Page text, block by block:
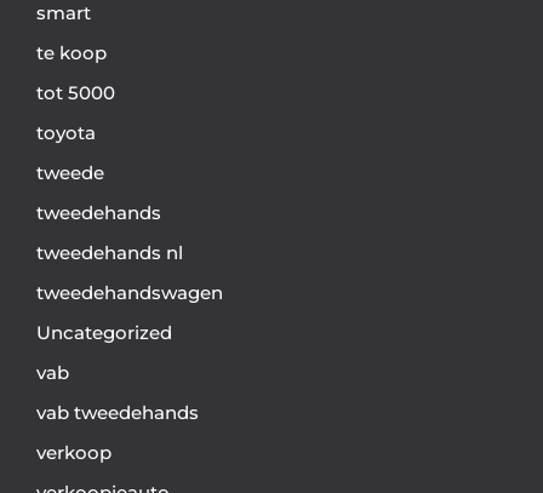
smart
te koop
tot 5000
toyota
tweede
tweedehands
tweedehands nl
tweedehandswagen
Uncategorized
vab
vab tweedehands
verkoop